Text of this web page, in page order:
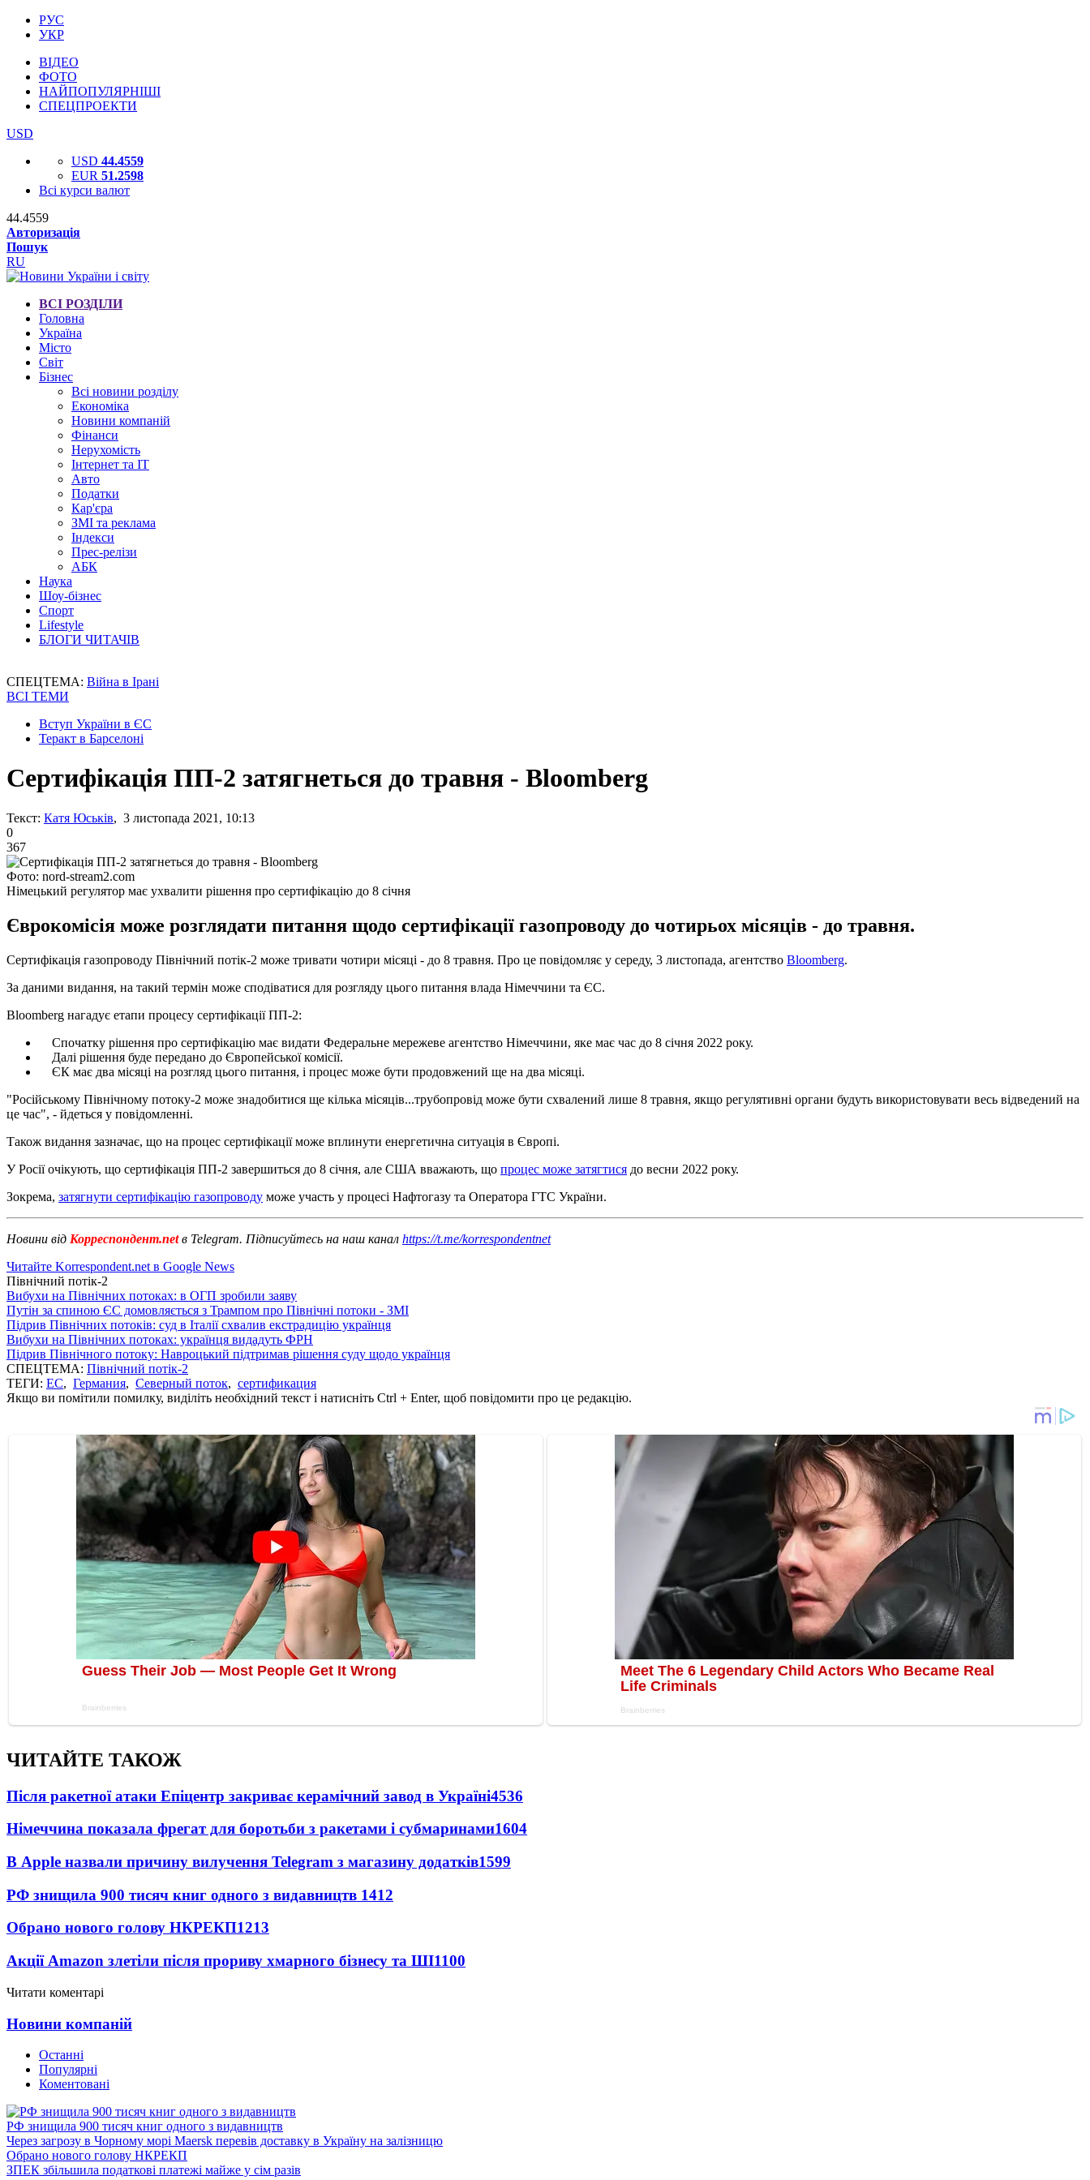
РУС
УКР
ВІДЕО
ФОТО
НАЙПОПУЛЯРНІШІ
СПЕЦПРОЕКТИ
USD
USD 44.4559
EUR 51.2598
Всі курси валют
44.4559
Авторизація
Пошук
RU
ВСІ РОЗДІЛИ
Головна
Україна
Місто
Світ
Бізнес
Всі новини розділу
Економіка
Новини компаній
Фінанси
Нерухомість
Інтернет та IT
Авто
Податки
Кар'єра
ЗМІ та реклама
Індекси
Прес-релізи
АБК
Наука
Шоу-бізнес
Спорт
Lifestyle
БЛОГИ ЧИТАЧІВ
СПЕЦТЕМА: Війна в Ірані
ВСІ ТЕМИ
Вступ України в ЄС
Теракт в Барселоні
Сертифікація ПП-2 затягнеться до травня - Bloomberg
Текст: Катя Юськів, 3 листопада 2021, 10:13
0
367
Фото: nord-stream2.com
Німецький регулятор має ухвалити рішення про сертифікацію до 8 січня
Єврокомісія може розглядати питання щодо сертифікації газопроводу до чотирьох місяців - до травня.
Сертифікація газопроводу Північний потік-2 може тривати чотири місяці - до 8 травня. Про це повідомляє у середу, 3 листопада, агентство Bloomberg.
За даними видання, на такий термін може сподіватися для розгляду цього питання влада Німеччини та ЄС.
Bloomberg нагадує етапи процесу сертифікації ПП-2:
Спочатку рішення про сертифікацію має видати Федеральне мережеве агентство Німеччини, яке має час до 8 січня 2022 року.
Далі рішення буде передано до Європейської комісії.
ЄК має два місяці на розгляд цього питання, і процес може бути продовжений ще на два місяці.
"Російському Північному потоку-2 може знадобитися ще кілька місяців...трубопровід може бути схвалений лише 8 травня, якщо регулятивні органи будуть використовувати весь відведений на
це час", - йдеться у повідомленні.
Також видання зазначає, що на процес сертифікації може вплинути енергетична ситуація в Європі.
У Росії очікують, що сертифікація ПП-2 завершиться до 8 січня, але США вважають, що процес може затягтися до весни 2022 року.
Зокрема, затягнути сертифікацію газопроводу може участь у процесі Нафтогазу та Оператора ГТС України.
Новини від Корреспондент.netв Telegram. Підписуйтесь на наш канал https://t.me/korrespondentnet
Читайте Korrespondent.net в Google News
Північний потік-2
Вибухи на Північних потоках: в ОГП зробили заяву
Путін за спиною ЄС домовляється з Трампом про Північні потоки - ЗМІ
Підрив Північних потоків: суд в Італії схвалив екстрадицію українця
Вибухи на Північних потоках: українця видадуть ФРН
Підрив Північного потоку: Навроцький підтримав рішення суду щодо українця
СПЕЦТЕМА: Північний потік-2
ТЕГИ: ЕС, Германия, Северный поток, сертификация
Якщо ви помітили помилку, виділіть необхідний текст і натисніть Ctrl + Enter, щоб повідомити про це редакцію.
ЧИТАЙТЕ ТАКОЖ
Після ракетної атаки Епіцентр закриває керамічний завод в Україні4536
Німеччина показала фрегат для боротьби з ракетами і субмаринами1604
В Apple назвали причину вилучення Telegram з магазину додатків1599
РФ знищила 900 тисяч книг одного з видавництв 1412
Обрано нового голову НКРЕКП1213
Акції Amazon злетіли після прориву хмарного бізнесу та ШІ1100
Читати коментарі
Новини компаній
Останні
Популярні
Коментовані
РФ знищила 900 тисяч книг одного з видавництв
Через загрозу в Чорному морі Maersk перевів доставку в Україну на залізницю
Обрано нового голову НКРЕКП
ЗПЕК збільшила податкові платежі майже у сім разів